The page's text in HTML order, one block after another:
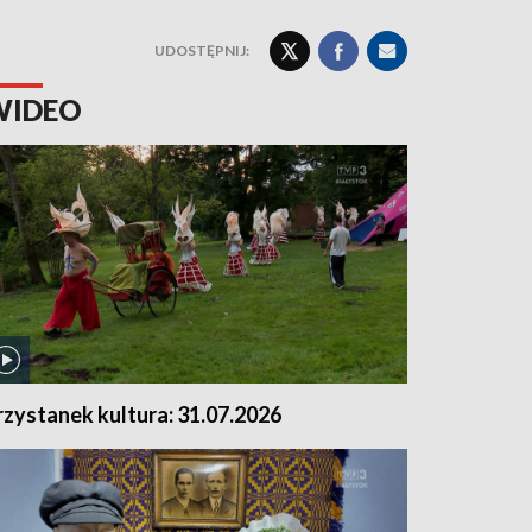
UDOSTĘPNIJ:
kultura: 31.07.2026